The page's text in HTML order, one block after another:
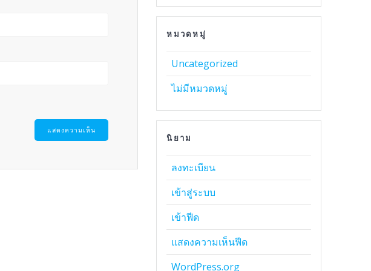
หมวดหมู่
Uncategorized
ไม่มีหมวดหมู่
นิยาม
ลงทะเบียน
เข้าสู่ระบบ
เข้าฟีด
แสดงความเห็นฟีด
WordPress.org